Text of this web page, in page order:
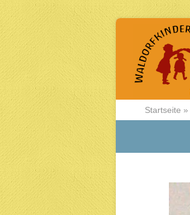
Startseite »